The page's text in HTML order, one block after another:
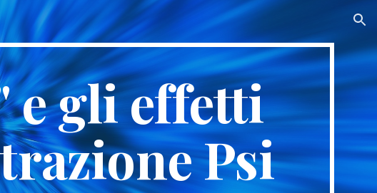
to navigation
e gli effetti
Psi